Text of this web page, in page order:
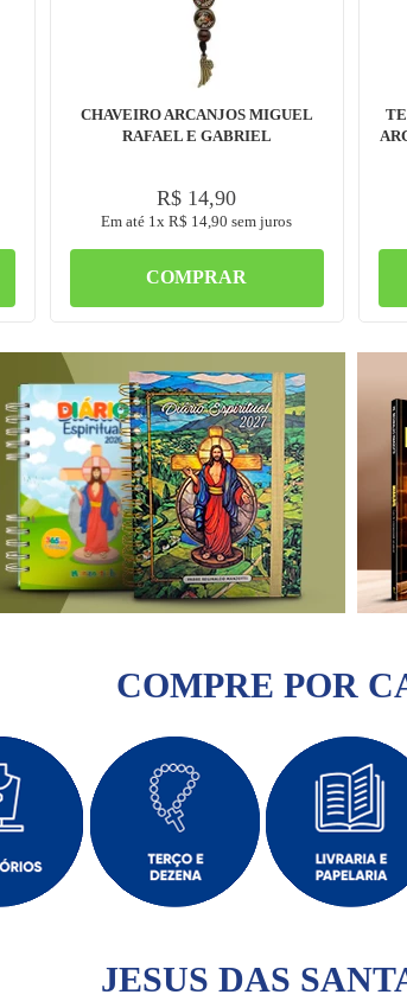
CHAVEIRO ARCANJOS MIGUEL
RAFAEL E GABRIEL
R$ 14,90
Em até 1xR$ 14,90 sem juros
COMPRAR
COMPRE POR
JESUS DAS